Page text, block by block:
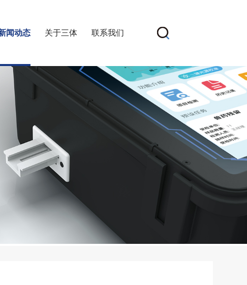
闻动态 关于三体 联系我们